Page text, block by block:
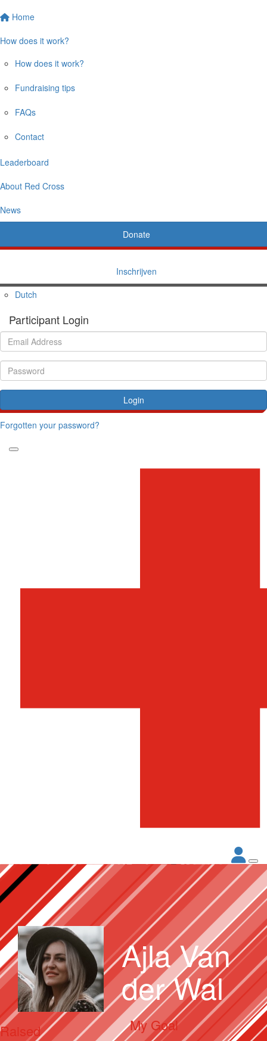
Home
How does it work?
How does it work?
Fundraising tips
FAQs
Contact
Leaderboard
About Red Cross
News
Donate
Inschrijven
Dutch
Participant Login
Login
Forgotten your password?
Ajla Van
der Wal
Raised
My Goal